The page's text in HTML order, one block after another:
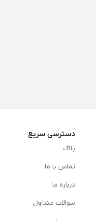
دسترسی سریع
بلاگ
تماس با ما
درباره ما
سوالات متداول